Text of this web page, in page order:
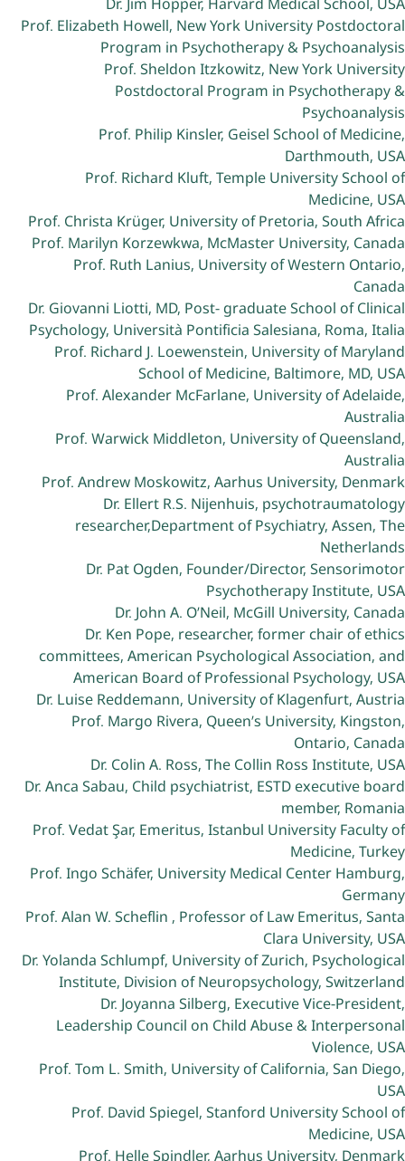
Prof. Elizabeth Howell, New York University Postdoctoral
Program in Psychotherapy & Psychoanalysis
Prof. Sheldon Itzkowitz, New York University
Postdoctoral Program in Psychotherapy &
Psychoanalysis
Prof. Philip Kinsler, Geisel School of Medicine,
Darthmouth, USA
Prof. Richard Kluft, Temple University School of
Medicine, USA
Prof. Christa Krüger, University of Pretoria, South Africa
Prof. Marilyn Korzewkwa, McMaster University, Canada
Prof. Ruth Lanius, University of Western Ontario,
Canada
Dr. Giovanni Liotti, MD, Post- graduate School of Clinical
Psychology, Università Pontificia Salesiana, Roma, Italia
Prof. Richard J. Loewenstein, University of Maryland
School of Medicine, Baltimore, MD, USA
Prof. Alexander McFarlane, University of Adelaide,
Australia
Prof. Warwick Middleton, University of Queensland,
Australia
Prof. Andrew Moskowitz, Aarhus University, Denmark
Dr. Ellert R.S. Nijenhuis, psychotraumatology
researcher,Department of Psychiatry, Assen, The
Netherlands
Dr. Pat Ogden, Founder/Director, Sensorimotor
Psychotherapy Institute, USA
Dr. John A. O’Neil, McGill University, Canada
Dr. Ken Pope, researcher, former chair of ethics
committees, American Psychological Association, and
American Board of Professional Psychology, USA
Dr. Luise Reddemann, University of Klagenfurt, Austria
Prof. Margo Rivera, Queen’s University, Kingston,
Ontario, Canada
Dr. Colin A. Ross, The Collin Ross Institute, USA
Dr. Anca Sabau, Child psychiatrist, ESTD executive board
member, Romania
Prof. Vedat Şar, Emeritus, Istanbul University Faculty of
Medicine, Turkey
Prof. Ingo Schäfer, University Medical Center Hamburg,
Germany
Prof. Alan W. Scheflin , Professor of Law Emeritus, Santa
Clara University, USA
Dr. Yolanda Schlumpf, University of Zurich, Psychological
Institute, Division of Neuropsychology, Switzerland
Dr. Joyanna Silberg, Executive Vice-President,
Leadership Council on Child Abuse & Interpersonal
Violence, USA
Prof. Tom L. Smith, University of California, San Diego,
USA
Prof. David Spiegel, Stanford University School of
Medicine, USA
Prof. Helle Spindler, Aarhus University, Denmark